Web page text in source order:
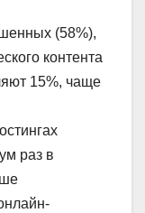
(58%),
контента
15%, чаще
раз в